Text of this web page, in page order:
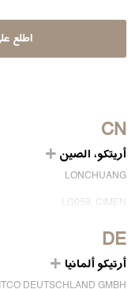
اطلع
CN
أريتكو، الصين
LONCHUANG
LG059, CIMEN
SHANGHAI, CHINA
INFO.CHINA@ARITCO.COM
الهاتف: +86 400 6233 121
DE
أرتيكو ألمانيا
DEUTSCHLAND GMBH